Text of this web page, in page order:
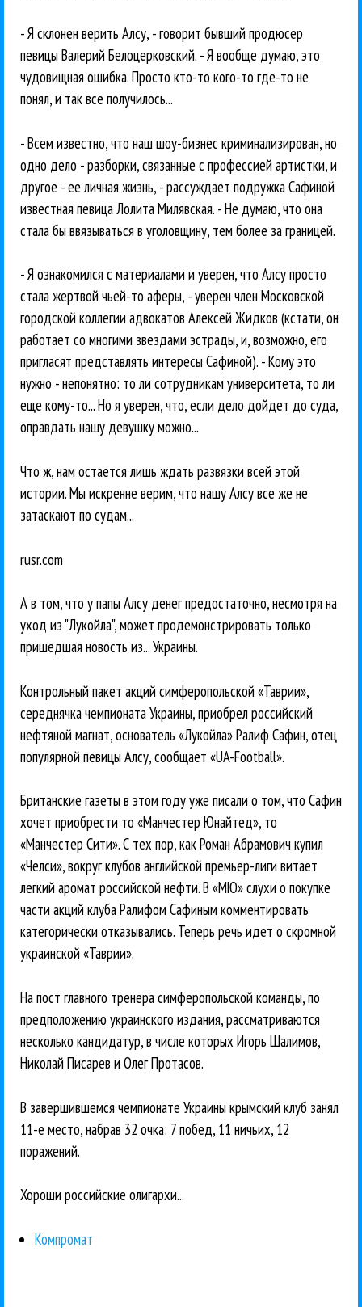
- Я склонен верить Алсу, - говорит бывший продюсер
певицы Валерий Белоцерковский. - Я вообще думаю, это
чудовищная ошибка. Просто кто-то кого-то где-то не
понял, и так все получилось...
- Всем известно, что наш шоу-бизнес криминализирован, но
одно дело - разборки, связанные с профессией артистки, и
другое - ее личная жизнь, - рассуждает подружка Сафиной
известная певица Лолита Милявская. - Не думаю, что она
стала бы ввязываться в уголовщину, тем более за границей.
- Я ознакомился с материалами и уверен, что Алсу просто
стала жертвой чьей-то аферы, - уверен член Московской
городской коллегии адвокатов Алексей Жидков (кстати, он
работает со многими звездами эстрады, и, возможно, его
пригласят представлять интересы Сафиной). - Кому это
нужно - непонятно: то ли сотрудникам университета, то ли
еще кому-то... Но я уверен, что, если дело дойдет до суда,
оправдать нашу девушку можно...
Что ж, нам остается лишь ждать развязки всей этой
истории. Мы искренне верим, что нашу Алсу все же не
затаскают по судам...
rusr.com
А в том, что у папы Алсу денег предостаточно, несмотря на
уход из "Лукойла", может продемонстрировать только
пришедшая новость из... Украины.
Контрольный пакет акций симферопольской «Таврии»,
середнячка чемпионата Украины, приобрел российский
нефтяной магнат, основатель «Лукойла» Ралиф Сафин, отец
популярной певицы Алсу, сообщает «UA-Football».
Британские газеты в этом году уже писали о том, что Сафин
хочет приобрести то «Манчестер Юнайтед», то
«Манчестер Сити». С тех пор, как Роман Абрамович купил
«Челси», вокруг клубов английской премьер-лиги витает
легкий аромат российской нефти. В «МЮ» слухи о покупке
части акций клуба Ралифом Сафиным комментировать
категорически отказывались. Теперь речь идет о скромной
украинской «Таврии».
На пост главного тренера симферопольской команды, по
предположению украинского издания, рассматриваются
несколько кандидатур, в числе которых Игорь Шалимов,
Николай Писарев и Олег Протасов.
В завершившемся чемпионате Украины крымский клуб занял
11-е место, набрав 32 очка: 7 побед, 11 ничьих, 12
поражений.
Хороши российские олигархи...
Компромат